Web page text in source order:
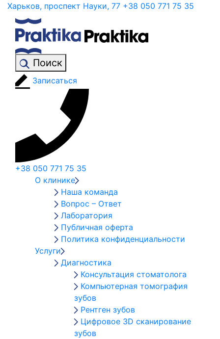
Харьков, проспект Науки, 77 +38 050 771 75 35
Поиск
Записаться
+38 050 771 75 35
О клинике
Наша команда
Вопрос – Ответ
Лаборатория
Публичная оферта
Политика конфиденциальности
Услуги
Диагностика
Консультация стоматолога
Компьютерная томография
зубов
Рентген зубов
Цифровое 3D сканирование
зубов